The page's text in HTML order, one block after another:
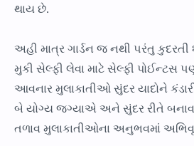
થાય છે.
અહી માત્ર ગાર્ડન જ નથી ૫રંતુ કુદરતી
મુકી સેલ્ફી લેવા માટે સેલ્ફી પોઈન્ટસ
આવનાર મુલાકાતીઓ સુંદર યાદોને
બે યોગ્ય જગ્યાએ અને સુંદર રીતે
તળાવ મુલાકાતીઓના અનુભવમાં